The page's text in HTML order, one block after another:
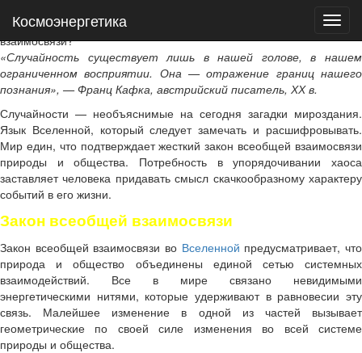
Космоэнергетика
Случайности не случайны — как работает закон всеобщей
взаимосвязи?
«Случайность существует лишь в нашей голове, в нашем
ограниченном восприятии. Она — отражение границ нашего
познания», — Франц Кафка, австрийский писатель, ХХ в.
Случайности — необъяснимые на сегодня загадки мироздания.
Язык Вселенной, который следует замечать и расшифровывать.
Мир един, что подтверждает жесткий закон всеобщей взаимосвязи
природы и общества. Потребность в упорядочивании хаоса
заставляет человека придавать смысл скачкообразному характеру
событий в его жизни.
Закон всеобщей взаимосвязи
Закон всеобщей взаимосвязи во Вселенной предусматривает, что
природа и общество объединены единой сетью системных
взаимодействий. Все в мире связано невидимыми
энергетическими нитями, которые удерживают в равновесии эту
связь. Малейшее изменение в одной из частей вызывает
геометрические по своей силе изменения во всей системе
природы и общества.